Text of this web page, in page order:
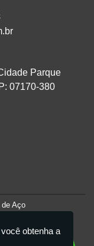
Parque
07170-380
Aço
obtenha a